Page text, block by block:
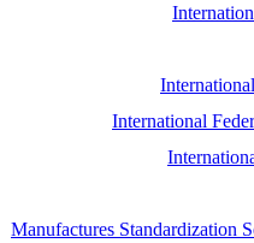
International
Manufactures Standardization